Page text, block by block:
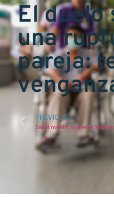
El duelo
una
pareja:
PREVIOUS